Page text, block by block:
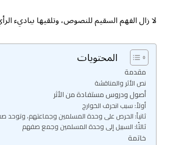
لا زال الفهم السقيم للنصوص، وتلقيها بباديء
المحتويات
مقدمة
نص الأثر والمناقشة
أصول ودروس مستفادة من الأثر
أولاً: سبب انحرف الخوارج
ثانياً: الحرص على وحدة المسلمين وجماعتهم، وتوحد
ثالثًا: السبيل إلى وحدة المسلمين وجمع صفهم
خاتمة